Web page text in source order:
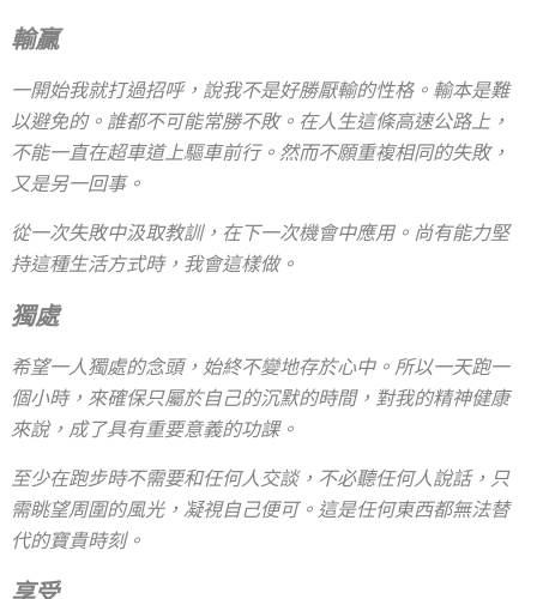
輸贏
一開始我就打過招呼，說我不是好勝厭輸的性格。輸本是難
以避免的。誰都不可能常勝不敗。在人生這條高速公路上，
不能一直在超車道上驅車前行。然而不願重複相同的失敗，
又是另一回事。
從一次失敗中汲取教訓，在下一次機會中應用。尚有能力堅
持這種生活方式時，我會這樣做。
獨處
希望一人獨處的念頭，始終不變地存於心中。所以一天跑一
個小時，來確保只屬於自己的沉默的時間，對我的精神健康
來說，成了具有重要意義的功課。
至少在跑步時不需要和任何人交談，不必聽任何人說話，只
需眺望周圍的風光，凝視自己便可。這是任何東西都無法替
代的寶貴時刻。
享受